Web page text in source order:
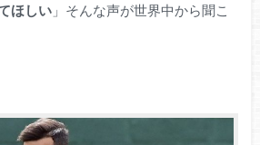
ほしい」そんな声が世界中から聞こ